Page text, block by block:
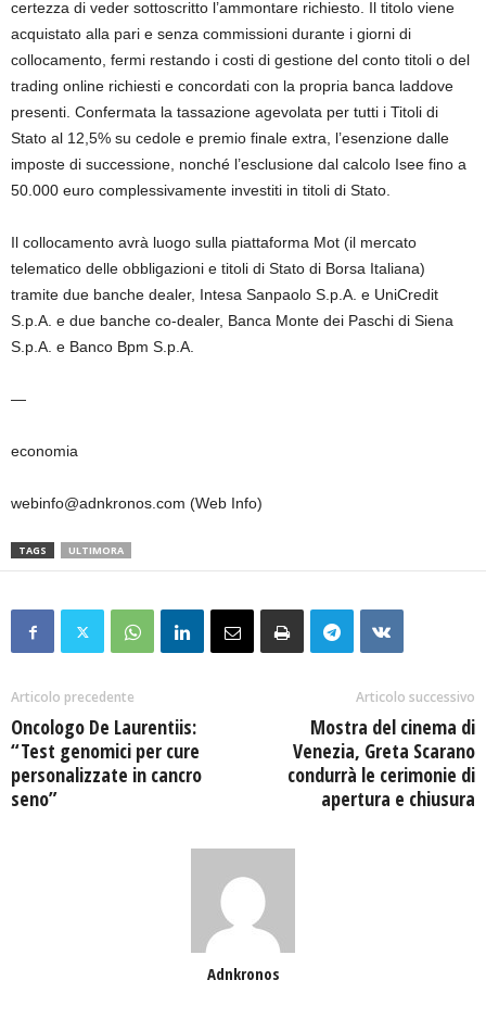
certezza di veder sottoscritto l’ammontare richiesto. Il titolo viene
acquistato alla pari e senza commissioni durante i giorni di
collocamento, fermi restando i costi di gestione del conto titoli o del
trading online richiesti e concordati con la propria banca laddove
presenti. Confermata la tassazione agevolata per tutti i Titoli di
Stato al 12,5% su cedole e premio finale extra, l’esenzione dalle
imposte di successione, nonché l’esclusione dal calcolo Isee fino a
50.000 euro complessivamente investiti in titoli di Stato.
Il collocamento avrà luogo sulla piattaforma Mot (il mercato
telematico delle obbligazioni e titoli di Stato di Borsa Italiana)
tramite due banche dealer, Intesa Sanpaolo S.p.A. e UniCredit
S.p.A. e due banche co-dealer, Banca Monte dei Paschi di Siena
S.p.A. e Banco Bpm S.p.A.
—
economia
webinfo@adnkronos.com (Web Info)
TAGS ULTIMORA
Articolo precedente
Oncologo De Laurentiis:
“Test genomici per cure
personalizzate in cancro
seno”
Articolo successivo
Mostra del cinema di
Venezia, Greta Scarano
condurrà le cerimonie di
apertura e chiusura
Adnkronos